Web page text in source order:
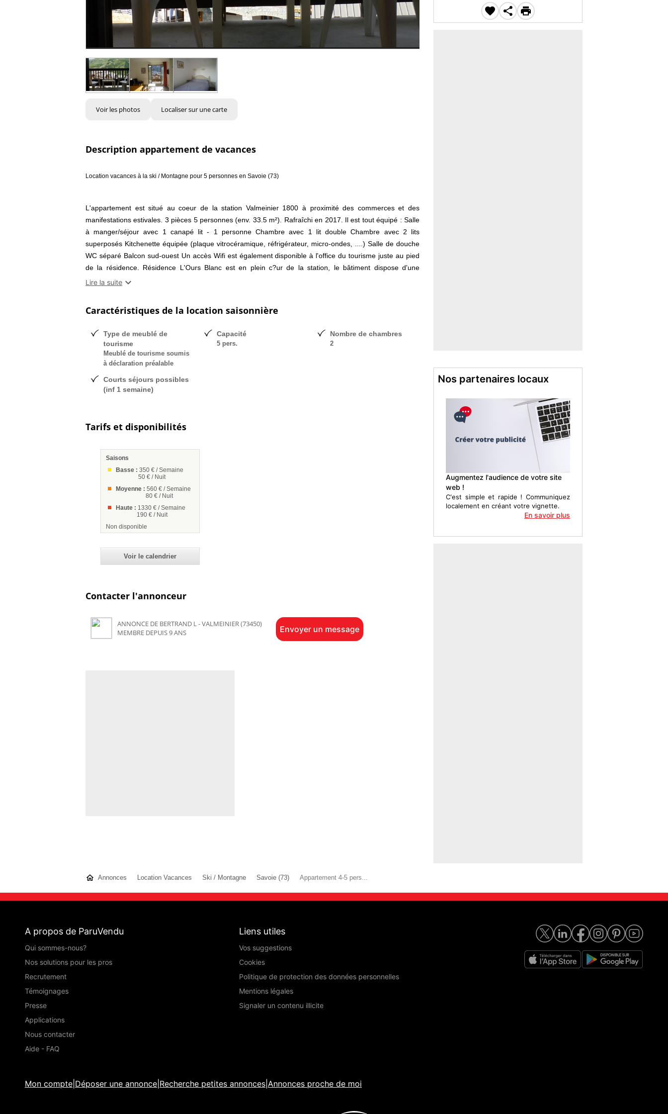
  
Nos partenaires locaux
Augmentez l'audience de votre site
web !
C'est simple et rapide ! Communiquez
localement en créant votre vignette.
En savoir plus
Voir les photos Localiser sur une carte
Description appartement de vacances
Location vacances à la ski / Montagne pour 5 personnes en Savoie (73)
L'appartement est situé au coeur de la station Valmeinier 1800 à proximité des commerces et des
manifestations estivales. 3 pièces 5 personnes (env. 33.5 m²). Rafraîchi en 2017. Il est tout équipé : Salle
à manger/séjour avec 1 canapé lit - 1 personne Chambre avec 1 lit double Chambre avec 2 lits
superposés Kitchenette équipée (plaque vitrocéramique, réfrigérateur, micro-ondes, ....) Salle de douche
WC séparé Balcon sud-ouest Un accès Wifi est également disponible à l'office du tourisme juste au pied
de la résidence. Résidence L'Ours Blanc est en plein c?ur de la station, le bâtiment dispose d'une
situation agréable à 100m des pistes et au pied des commerces. Domaine skiable Galibier Thabor (1800
entretien quotidien des pistes, l'Espace Galibier Thabor est passé maître dans l'art de bichonner sa neige
PROCHAIN SÉJOUR A LA NEIGE !
Lire la suite 
Caractéristiques de la location saisonnière
Type de meublé de
tourisme
Meublé de tourisme soumis
à déclaration préalable
Capacité
5 pers.
Nombre de chambres
2
Courts séjours possibles
(inf 1 semaine)
Tarifs et disponibilités
Saisons
Basse : 350 € / Semaine
50 € / Nuit
Moyenne : 560 € / Semaine
80 € / Nuit
Haute : 1330 € / Semaine
190 € / Nuit
Non disponible
Voir le calendrier
Contacter l'annonceur
ANNONCE DE BERTRAND L - VALMEINIER (73450)
MEMBRE DEPUIS 9 ANS
Envoyer un message
Annonces Location Vacances Ski / Montagne Savoie (73) Appartement 4-5 pers...
A propos de ParuVendu
Qui sommes-nous?
Nos solutions pour les pros
Recrutement
Témoignages
Presse
Applications
Nous contacter
Aide - FAQ
Liens utiles
Vos suggestions
Cookies
Politique de protection des données personnelles
Mentions légales
Signaler un contenu illicite
Mon compte Déposer une annonce Recherche petites annonces Annonces proche de moi